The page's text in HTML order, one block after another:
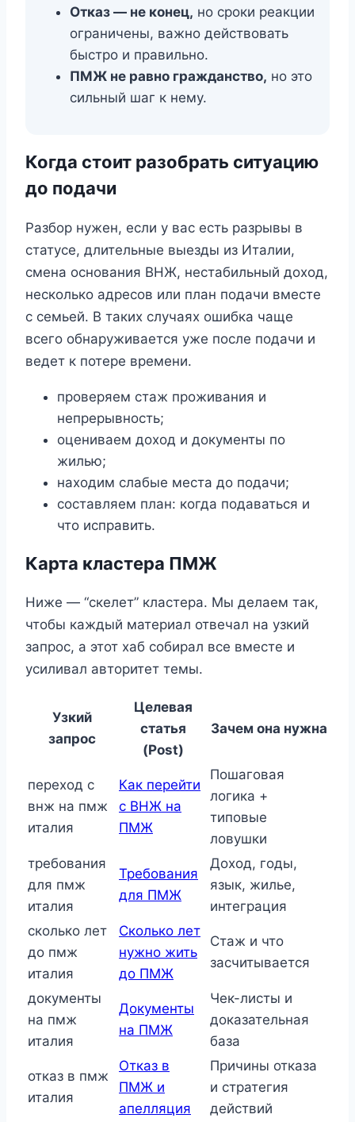
Отказ — не конец, но сроки реакции
ограничены, важно действовать
быстро и правильно.
ПМЖ не равно гражданство, но это
сильный шаг к нему.
Когда стоит разобрать ситуацию
до подачи
Разбор нужен, если у вас есть разрывы в
статусе, длительные выезды из Италии,
смена основания ВНЖ, нестабильный доход,
несколько адресов или план подачи вместе
с семьей. В таких случаях ошибка чаще
всего обнаруживается уже после подачи и
ведет к потере времени.
проверяем стаж проживания и
непрерывность;
оцениваем доход и документы по
жилью;
находим слабые места до подачи;
составляем план: когда подаваться и
что исправить.
Карта кластера ПМЖ
Ниже — “скелет” кластера. Мы делаем так,
чтобы каждый материал отвечал на узкий
запрос, а этот хаб собирал все вместе и
усиливал авторитет темы.
Узкий
запрос
Целевая
статья
(Post)
Зачем она нужна
переход с
внж на пмж
италия
Как перейти
с ВНЖ на
ПМЖ
Пошаговая
логика +
типовые
ловушки
требования
для пмж
италия
Требования
для ПМЖ
Доход, годы,
язык, жилье,
интеграция
сколько лет
до пмж
италия
Сколько лет
нужно жить
до ПМЖ
Стаж и что
засчитывается
документы
на пмж
италия
Документы
на ПМЖ
Чек-листы и
доказательная
база
отказ в пмж
италия
Отказ в
ПМЖ и
апелляция
Причины отказа
и стратегия
действий